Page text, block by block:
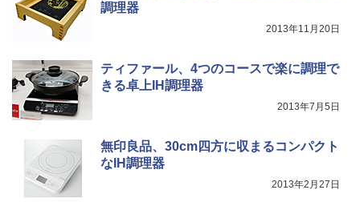
調理器
2013年11月20日
ティファール、4つのコースで楽に調理で
きる卓上IH調理器
2013年7月5日
無印良品、30cm四方に収まるコンパクト
なIH調理器
2013年2月27日